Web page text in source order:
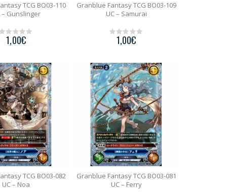
TCG BO03-110
– Gunslinger
1,00€
Granblue Fantasy TCG BO03-109
UC – Samurai
t
o
f
5
1,00€
TCG BO03-082
UC – Noa
Granblue Fantasy TCG BO03-081
UC – Ferry